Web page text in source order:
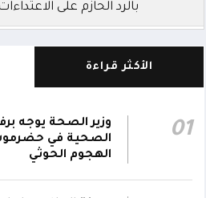
بالرد الحازم على
أشاد
حماية أمن المنطقة
رحب
المشترك بين المملكة
الأمن الجماعي والاستقرار
الأكثر قراءة
01
وزير الصحة يوجه
الصحية في
الهجوم الحوثي